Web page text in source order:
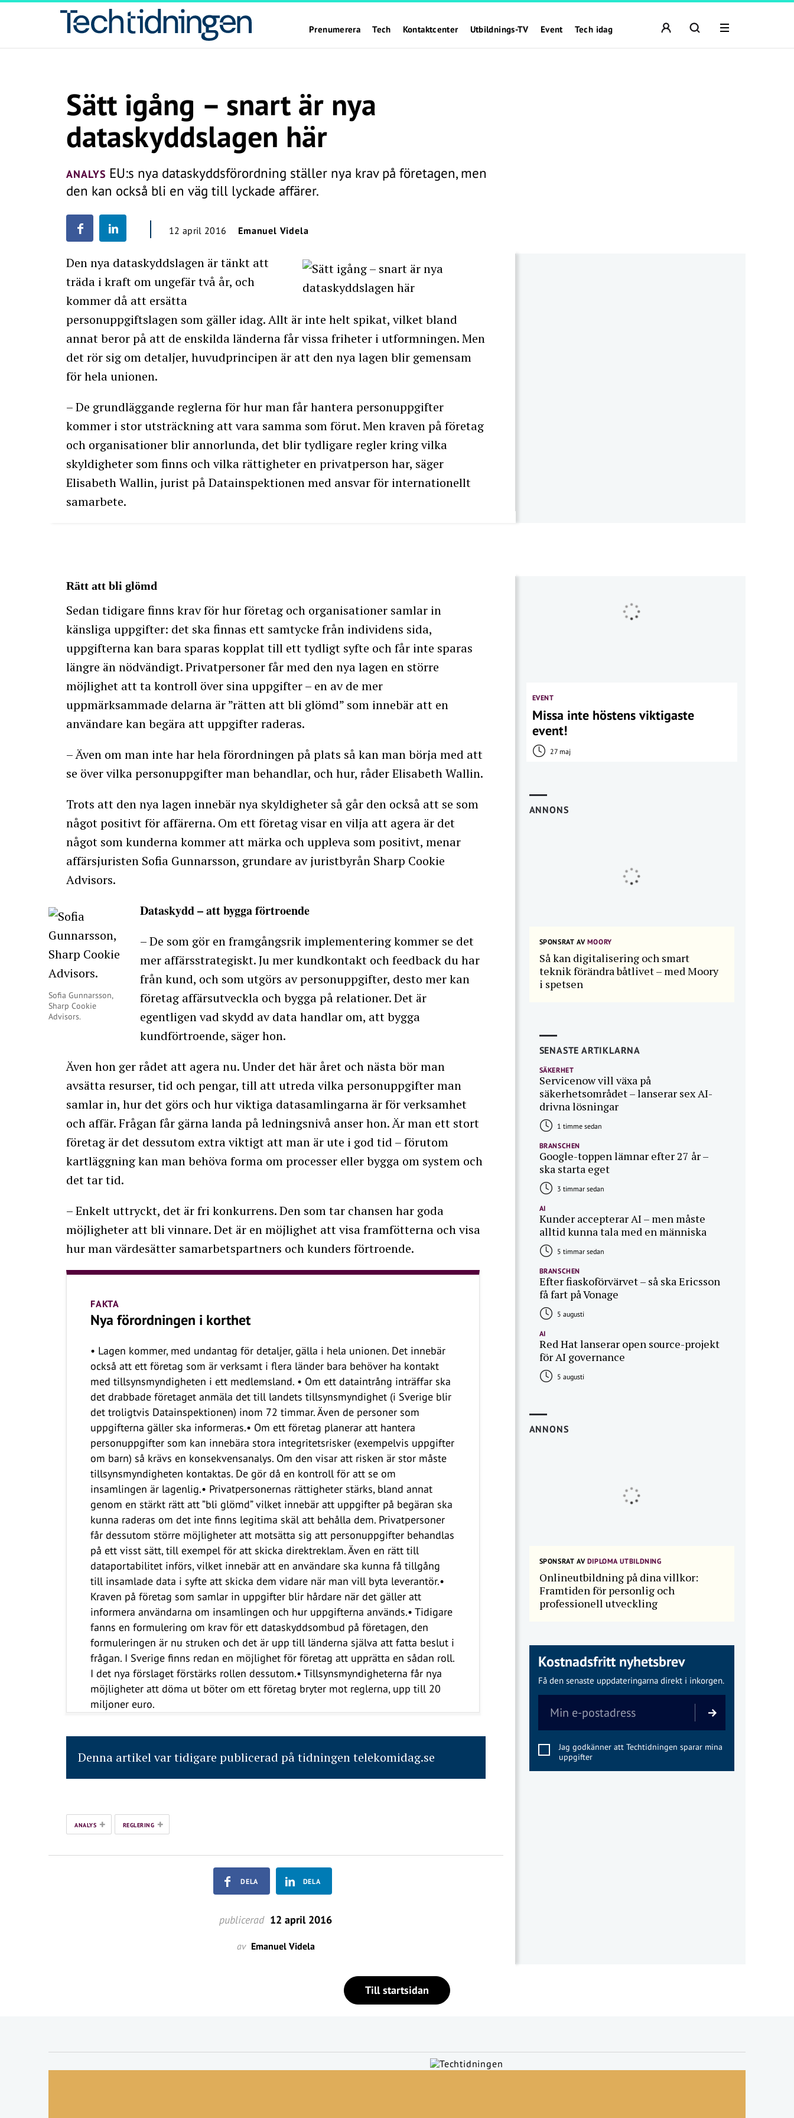
Prenumerera Tech Kontaktcenter Utbildnings-TV Event Tech idag
Sätt igång – snart är nya
dataskyddslagen här
ANALYS EU:s nya dataskyddsförordning ställer nya krav på företagen, men
den kan också bli en väg till lyckade affärer.
12 april 2016 Emanuel Videla
Den nya dataskyddslagen är tänkt att
träda i kraft om ungefär två år, och
kommer då att ersätta
personuppgiftslagen som gäller idag. Allt är inte helt spikat, vilket bland
annat beror på att de enskilda länderna får vissa friheter i utformningen. Men
det rör sig om detaljer, huvudprincipen är att den nya lagen blir gemensam
för hela unionen.
– De grundläggande reglerna för hur man får hantera personuppgifter
kommer i stor utsträckning att vara samma som förut. Men kraven på företag
och organisationer blir annorlunda, det blir tydligare regler kring vilka
skyldigheter som finns och vilka rättigheter en privatperson har, säger
Elisabeth Wallin, jurist på Datainspektionen med ansvar för internationellt
samarbete.
Rätt att bli glömd
Sedan tidigare finns krav för hur företag och organisationer samlar in
känsliga uppgifter: det ska finnas ett samtycke från individens sida,
uppgifterna kan bara sparas kopplat till ett tydligt syfte och får inte sparas
längre än nödvändigt. Privatpersoner får med den nya lagen en större
möjlighet att ta kontroll över sina uppgifter – en av de mer
uppmärksammade delarna är ”rätten att bli glömd” som innebär att en
användare kan begära att uppgifter raderas.
– Även om man inte har hela förordningen på plats så kan man börja med att
se över vilka personuppgifter man behandlar, och hur, råder Elisabeth Wallin.
Trots att den nya lagen innebär nya skyldigheter så går den också att se som
något positivt för affärerna. Om ett företag visar en vilja att agera är det
något som kunderna kommer att märka och uppleva som positivt, menar
affärsjuristen Sofia Gunnarsson, grundare av juristbyrån Sharp Cookie
Advisors.
Sofia Gunnarsson,
Sharp Cookie
Advisors.
Dataskydd – att bygga förtroende
– De som gör en framgångsrik implementering kommer se det
mer affärsstrategiskt. Ju mer kundkontakt och feedback du har
från kund, och som utgörs av personuppgifter, desto mer kan
företag affärsutveckla och bygga på relationer. Det är
egentligen vad skydd av data handlar om, att bygga
kundförtroende, säger hon.
Även hon ger rådet att agera nu. Under det här året och nästa bör man
avsätta resurser, tid och pengar, till att utreda vilka personuppgifter man
samlar in, hur det görs och hur viktiga datasamlingarna är för verksamhet
och affär. Frågan får gärna landa på ledningsnivå anser hon. Är man ett stort
företag är det dessutom extra viktigt att man är ute i god tid – förutom
kartläggning kan man behöva forma om processer eller bygga om system och
det tar tid.
– Enkelt uttryckt, det är fri konkurrens. Den som tar chansen har goda
möjligheter att bli vinnare. Det är en möjlighet att visa framfötterna och visa
hur man värdesätter samarbetspartners och kunders förtroende.
FAKTA
Nya förordningen i korthet
• Lagen kommer, med undantag för detaljer, gälla i hela unionen. Det innebär
också att ett företag som är verksamt i flera länder bara behöver ha kontakt
med tillsynsmyndigheten i ett medlemsland. • Om ett dataintrång inträffar ska
det drabbade företaget anmäla det till landets tillsynsmyndighet (i Sverige blir
det troligtvis Datainspektionen) inom 72 timmar. Även de personer som
uppgifterna gäller ska informeras.• Om ett företag planerar att hantera
personuppgifter som kan innebära stora integritetsrisker (exempelvis uppgifter
om barn) så krävs en konsekvensanalys. Om den visar att risken är stor måste
tillsynsmyndigheten kontaktas. De gör då en kontroll för att se om
insamlingen är lagenlig.• Privatpersonernas rättigheter stärks, bland annat
genom en stärkt rätt att ”bli glömd” vilket innebär att uppgifter på begäran ska
kunna raderas om det inte finns legitima skäl att behålla dem. Privatpersoner
får dessutom större möjligheter att motsätta sig att personuppgifter behandlas
på ett visst sätt, till exempel för att skicka direktreklam. Även en rätt till
dataportabilitet införs, vilket innebär att en användare ska kunna få tillgång
till insamlade data i syfte att skicka dem vidare när man vill byta leverantör.•
Kraven på företag som samlar in uppgifter blir hårdare när det gäller att
informera användarna om insamlingen och hur uppgifterna används.• Tidigare
fanns en formulering om krav för ett dataskyddsombud på företagen, den
formuleringen är nu struken och det är upp till länderna själva att fatta beslut i
frågan. I Sverige finns redan en möjlighet för företag att upprätta en sådan roll.
I det nya förslaget förstärks rollen dessutom.• Tillsynsmyndigheterna får nya
möjligheter att döma ut böter om ett företag bryter mot reglerna, upp till 20
miljoner euro.
Denna artikel var tidigare publicerad på tidningen telekomidag.se
ANALYS + REGLERING +
DELA DELA
publicerad 12 april 2016
av Emanuel Videla
EVENT
Missa inte höstens viktigaste
event!
27 maj
ANNONS
SPONSRAT AVMOORY
Så kan digitalisering och smart
teknik förändra båtlivet – med Moory
i spetsen
SENASTE ARTIKLARNA
SÄKERHET
Servicenow vill växa på
säkerhetsområdet – lanserar sex AI-
drivna lösningar
1 timme sedan
BRANSCHEN
Google-toppen lämnar efter 27 år –
ska starta eget
3 timmar sedan
AI
Kunder accepterar AI – men måste
alltid kunna tala med en människa
5 timmar sedan
BRANSCHEN
Efter fiaskoförvärvet – så ska Ericsson
få fart på Vonage
5 augusti
AI
Red Hat lanserar open source-projekt
för AI governance
5 augusti
ANNONS
SPONSRAT AVDIPLOMA UTBILDNING
Onlineutbildning på dina villkor:
Framtiden för personlig och
professionell utveckling
Kostnadsfritt nyhetsbrev
Få den senaste uppdateringarna direkt i inkorgen.
Jag godkänner att Techtidningen sparar mina
uppgifter
Till startsidan